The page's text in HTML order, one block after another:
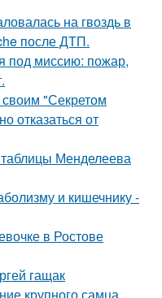
на гвоздь в
после ДТП.
под миссию: пожар,
"Секретом
отказаться от
Менделеева
и кишечнику -
в Ростове
гащак